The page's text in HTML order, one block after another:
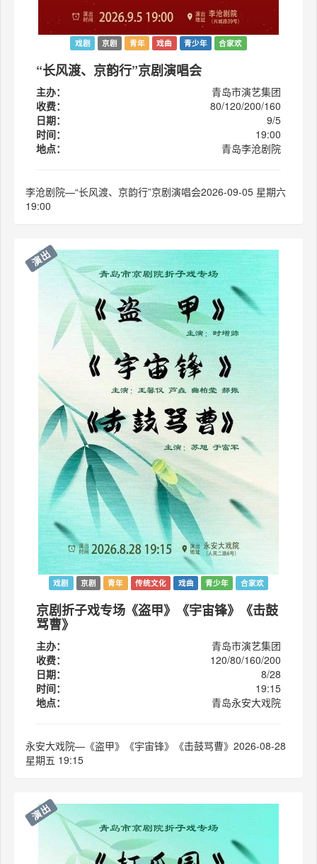
戏剧 京剧 青年 戏曲 青少年 合家欢
“长风渡、京韵行”京剧演唱会
主办：
青岛市演艺集团
收费：
80/120/200/160
日期：
9/5
时间：
19:00
地点：
青岛李沧剧院
李沧剧院—“长风渡、京韵行”京剧演唱会2026-09-05 星期六
19:00
演出
戏剧 京剧 青年 传统文化 戏曲 青少年 合家欢
京剧折子戏专场《盗甲》《宇宙锋》《击鼓
骂曹》
主办：
青岛市演艺集团
收费：
120/80/160/200
日期：
8/28
时间：
19:15
地点：
青岛永安大戏院
永安大戏院—《盗甲》《宇宙锋》《击鼓骂曹》2026-08-28
星期五 19:15
演出